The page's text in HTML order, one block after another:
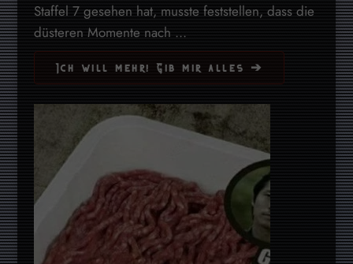
Staffel 7 gesehen hat, musste feststellen, dass die
düsteren Momente nach ...
Ich will mehr! Gib mir alles ➔